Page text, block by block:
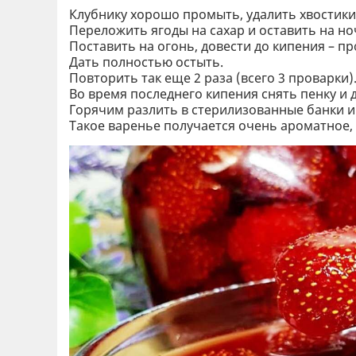
Клубнику хорошо промыть, удалить
Переложить ягоды на сахар и оставить на
Поставить на огонь, довести до кипения –
Дать полностью остыть.
Повторить так еще 2 раза (всего 3 проварки).
Во время последнего кипения снять пенку
Горячим разлить в стерилизованные банки и
Такое варенье получается очень